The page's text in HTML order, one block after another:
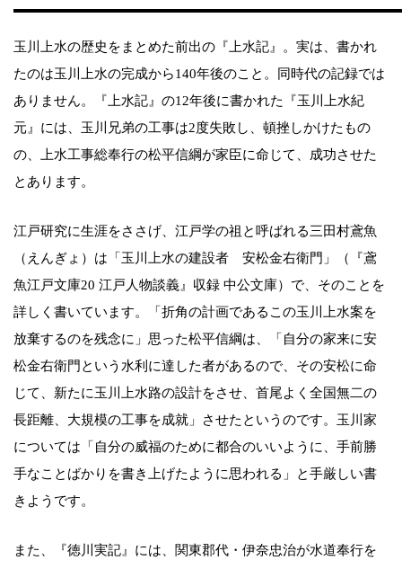
玉川上水の歴史をまとめた前出の『上水記』。実は、書かれ
たのは玉川上水の完成から140年後のこと。同時代の記録では
ありません。『上水記』の12年後に書かれた『玉川上水紀
元』には、玉川兄弟の工事は2度失敗し、頓挫しかけたもの
の、上水工事総奉行の松平信綱が家臣に命じて、成功させた
とあります。
江戸研究に生涯をささげ、江戸学の祖と呼ばれる三田村鳶魚
（えんぎょ）は「玉川上水の建設者 安松金右衛門」（『鳶
魚江戸文庫20 江戸人物談義』収録 中公文庫）で、そのことを
詳しく書いています。「折角の計画であるこの玉川上水案を
放棄するのを残念に」思った松平信綱は、「自分の家来に安
松金右衛門という水利に達した者があるので、その安松に命
じて、新たに玉川上水路の設計をさせ、首尾よく全国無二の
長距離、大規模の工事を成就」させたというのです。玉川家
については「自分の威福のために都合のいいように、手前勝
手なことばかりを書き上げたように思われる」と手厳しい書
きようです。
また、『徳川実記』には、関東郡代・伊奈忠治が水道奉行を